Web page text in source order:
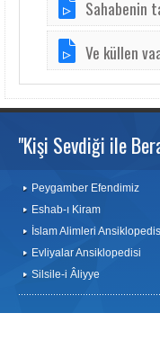
Sahabenin
Ve küllen
"Kişi Sevdiği ile
Peygamber Efendimiz
Eshab-ı Kiram
İslam Alimleri
Evliyalar Ansiklopedisi
Silsile-i Âliyye